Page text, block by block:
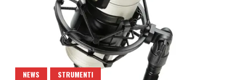
NEWS STRUMENTI